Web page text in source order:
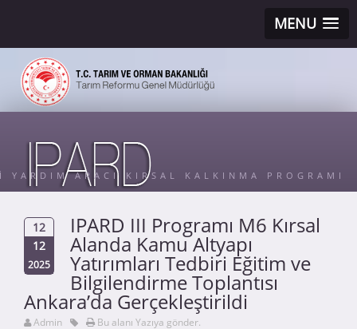
MENU
ARACI KIRSAL KALKINMA PROGRAMI
12
12
2025
IPARD III Programı M6 Kırsal
Alanda Kamu Altyapı
Yatırımları Tedbiri Eğitim ve
Bilgilendirme Toplantısı
Ankara’da Gerçekleştirildi
Admin Bu alanı Yazıya gönder.